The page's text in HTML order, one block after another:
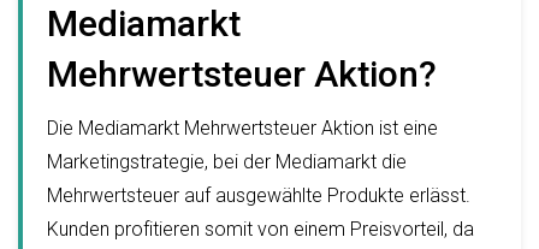
Mediamarkt
Mehrwertsteuer Aktion?
Die Mediamarkt Mehrwertsteuer Aktion ist eine
Marketingstrategie, bei der Mediamarkt die
Mehrwertsteuer auf ausgewählte Produkte erlässt.
Kunden profitieren somit von einem Preisvorteil, da